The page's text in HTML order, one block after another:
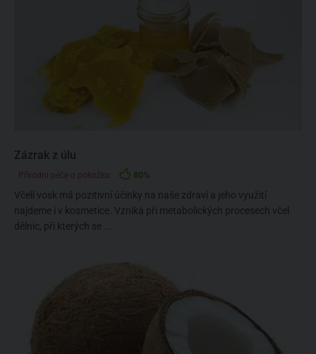
Zázrak z úlu
Přírodní péče o pokožku 80%
Včelí vosk má pozitivní účinky na naše zdraví a jeho využití
najdeme i v kosmetice. Vzniká při metabolických procesech včel
dělnic, při kterých se ...